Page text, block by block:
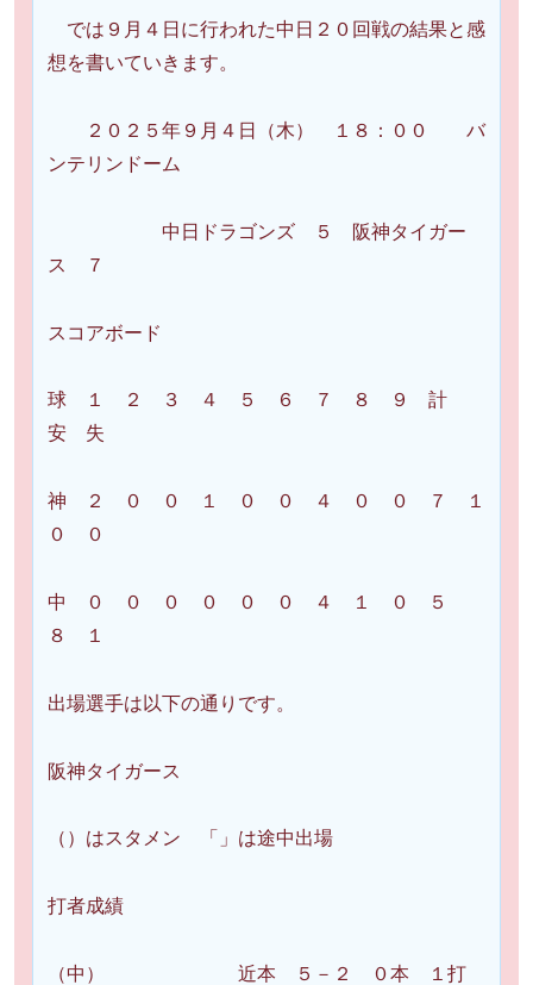
では９月４日に行われた中日２０回戦の結果と感
想を書いていきます。
２０２５年９月４日（木） １８：００ バ
ンテリンドーム
中日ドラゴンズ ５ 阪神タイガー
ス ７
スコアボード
球 １ ２ ３ ４ ５ ６ ７ ８ ９ 計
安 失
神 ２ ０ ０ １ ０ ０ ４ ０ ０ ７ １
０ ０
中 ０ ０ ０ ０ ０ ０ ４ １ ０ ５
８ １
出場選手は以下の通りです。
阪神タイガース
（）はスタメン 「」は途中出場
打者成績
（中） 近本 ５－２ ０本 １打